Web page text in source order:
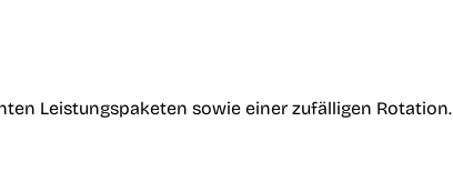
Leistungspaketen sowie einer zufälligen Rotation.